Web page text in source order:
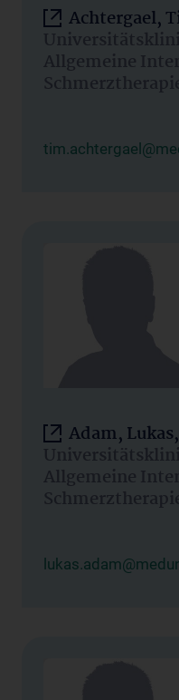
Achtergael,
Allgemeine
Adam,
Allgemeine